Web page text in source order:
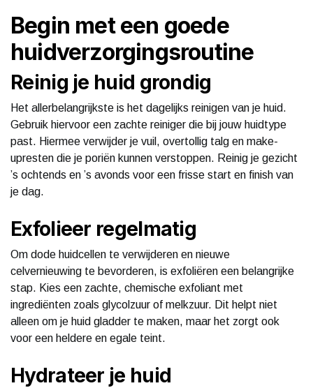
Begin met een goede
huidverzorgingsroutine
Reinig je huid grondig
Het allerbelangrijkste is het dagelijks reinigen van je huid.
Gebruik hiervoor een zachte reiniger die bij jouw huidtype
past. Hiermee verwijder je vuil, overtollig talg en make-
upresten die je poriën kunnen verstoppen. Reinig je gezicht
’s ochtends en ’s avonds voor een frisse start en finish van
je dag.
Exfolieer regelmatig
Om dode huidcellen te verwijderen en nieuwe
celvernieuwing te bevorderen, is exfoliëren een belangrijke
stap. Kies een zachte, chemische exfoliant met
ingrediënten zoals glycolzuur of melkzuur. Dit helpt niet
alleen om je huid gladder te maken, maar het zorgt ook
voor een heldere en egale teint.
Hydrateer je huid